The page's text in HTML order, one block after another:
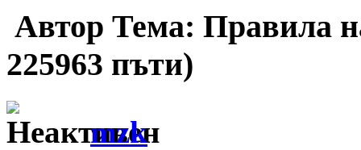
Автор Тема: Правила
225963 пъти)
mzk